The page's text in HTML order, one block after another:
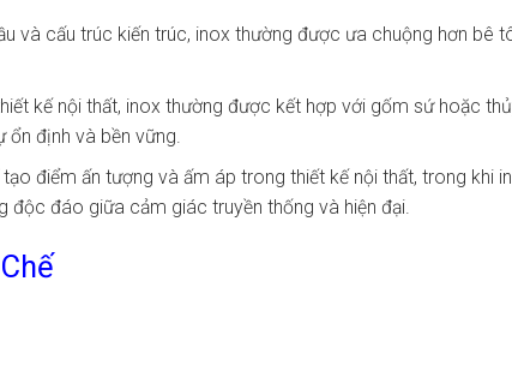
và cấu trúc kiến trúc, inox thường được ưa chuộng hơn bê
kế nội thất, inox thường được kết hợp với gốm sứ hoặc
định và bền vững.
điểm ấn tượng và ấm áp trong thiết kế nội thất, trong khi
độc đáo giữa cảm giác truyền thống và hiện đại.